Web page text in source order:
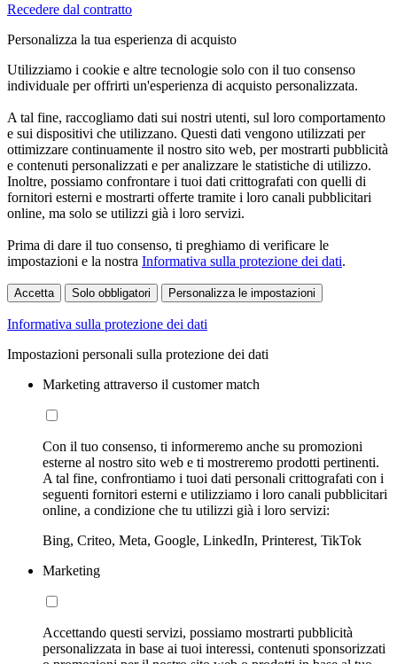
Recedere dal contratto
Personalizza la tua esperienza di acquisto
Utilizziamo i cookie e altre tecnologie solo con il tuo consenso
individuale per offrirti un'esperienza di acquisto personalizzata.
A tal fine, raccogliamo dati sui nostri utenti, sul loro comportamento
e sui dispositivi che utilizzano. Questi dati vengono utilizzati per
ottimizzare continuamente il nostro sito web, per mostrarti pubblicità
e contenuti personalizzati e per analizzare le statistiche di utilizzo.
Inoltre, possiamo confrontare i tuoi dati crittografati con quelli di
fornitori esterni e mostrarti offerte tramite i loro canali pubblicitari
online, ma solo se utilizzi già i loro servizi.
Prima di dare il tuo consenso, ti preghiamo di verificare le
impostazioni e la nostra Informativa sulla protezione dei dati.
Accetta Solo obbligatori Personalizza le impostazioni
Informativa sulla protezione dei dati
Impostazioni personali sulla protezione dei dati
Marketing attraverso il customer match
Con il tuo consenso, ti informeremo anche su promozioni
esterne al nostro sito web e ti mostreremo prodotti pertinenti.
A tal fine, confrontiamo i tuoi dati personali crittografati con i
seguenti fornitori esterni e utilizziamo i loro canali pubblicitari
online, a condizione che tu utilizzi già i loro servizi:
Bing, Criteo, Meta, Google, LinkedIn, Printerest, TikTok
Marketing
Accettando questi servizi, possiamo mostrarti pubblicità
personalizzata in base ai tuoi interessi, contenuti sponsorizzati